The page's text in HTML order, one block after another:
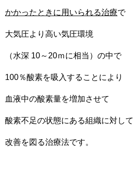
かかったときに用いられる治療で
大気圧より高い気圧環境
（水深 10～20ｍに相当）の中で
100％酸素を吸入することにより
血液中の酸素量を増加させて
酸素不足の状態にある組織に対して
改善を図る治療法です。